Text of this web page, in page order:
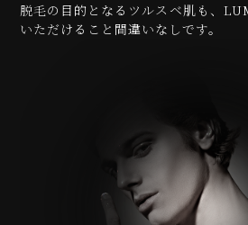
脱毛の目的となるツルスベ肌も、
いただけること間違いなしです。